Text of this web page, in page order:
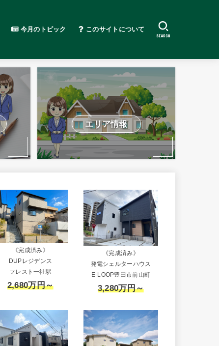
今月のトピック このサイトについて
SEARCH
エリア情報
《完成済み》
DUPレジデンス
フレスト一社駅
2,680万円～
《完成済み》
発電シェルターハウス
E-LOOP豊田市前山町
3,280万円～